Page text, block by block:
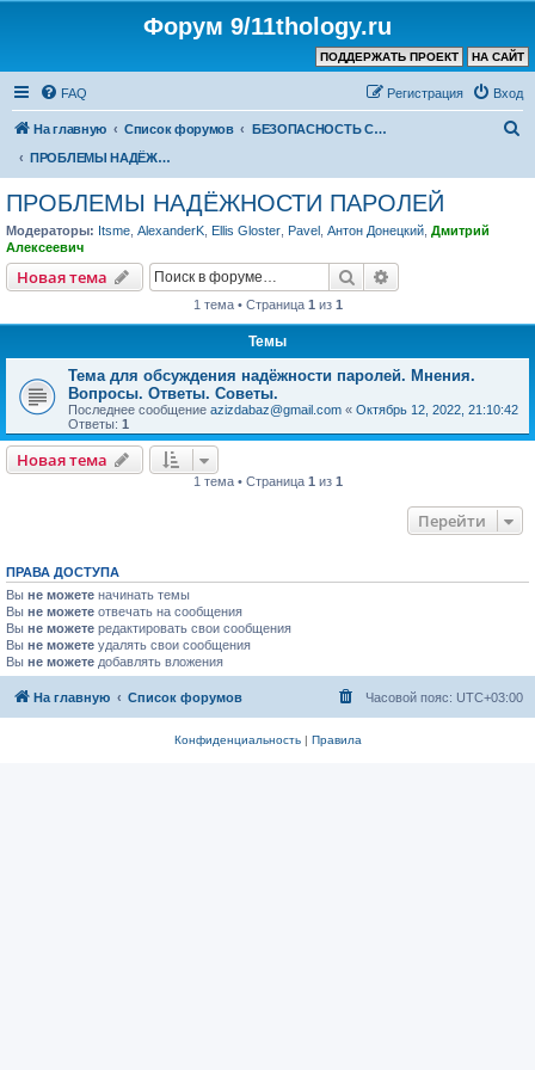
Форум 9/11thology.ru
НА САЙТ
ПОДДЕРЖАТЬ ПРОЕКТ
FAQ Вход
Регистрация
На главную Список форумов
БЕЗОПАСНОСТЬ СВЯЗИ и КОМПЬЮТЕРОВ – ПОЛЕЗНЫЕ СОВЕТЫ, ПРОГРАММЫ
ПРОБЛЕМЫ НАДЁЖНОСТИ ПАРОЛЕЙ
ПРОБЛЕМЫ НАДЁЖНОСТИ ПАРОЛЕЙ
Модераторы: Itsme AlexanderK Ellis Gloster Pavel Антон Донецкий Дмитрий
Алексеевич
Новая тема Поиск
1 тема • Страница 1 из 1
Темы
Тема для обсуждения надёжности паролей. Мнения.
Вопросы. Ответы. Советы.
Последнее сообщение azizdabaz@gmail.com « Октябрь 12, 2022, 21:10:42
Ответы: 1
Новая тема
1 тема • Страница 1 из 1
Перейти
ПРАВА ДОСТУПА
Вы не можете начинать темы
Вы не можете отвечать на сообщения
Вы не можете редактировать свои сообщения
Вы не можете удалять свои сообщения
Вы не можете добавлять вложения
На главную Список форумов Часовой пояс: UTC+03:00
Конфиденциальность| Правила